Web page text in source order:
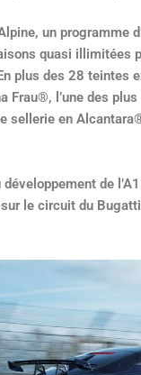
un programme
quasi illimitées
plus des 28 teintes
Frau®, l’une des
sellerie en
de
le circuit du